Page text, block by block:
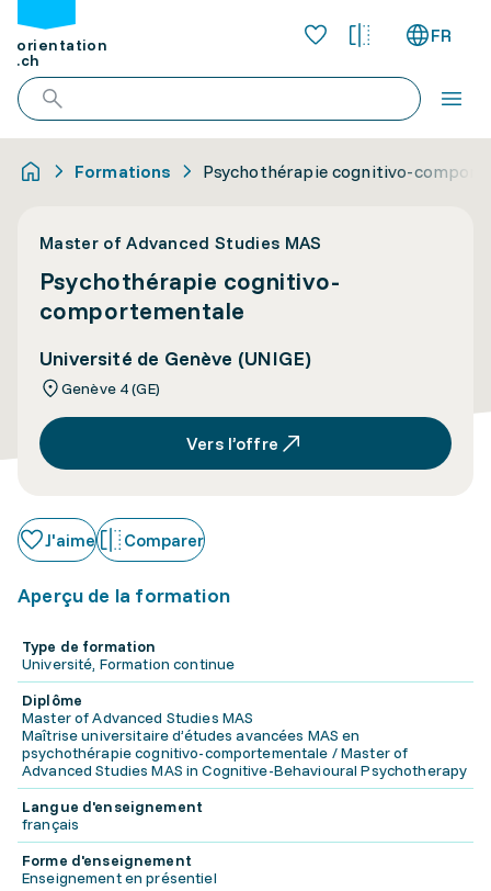
orientation
.ch
FR
Formations Psychothérapie cognitivo-
Master of Advanced Studies MAS
Psychothérapie cognitivo-
comportementale
Université de Genève (UNIGE)
Genève 4 (GE)
Vers l’offre
J'aime Comparer
Aperçu de la formation
Type de formation
Université, Formation continue
Diplôme
Master of Advanced Studies MAS
Maîtrise universitaire d’études avancées MAS en
psychothérapie cognitivo-comportementale / Master of
Advanced Studies MAS in Cognitive-Behavioural Psychotherapy
Langue d'enseignement
français
Forme d'enseignement
Enseignement en présentiel